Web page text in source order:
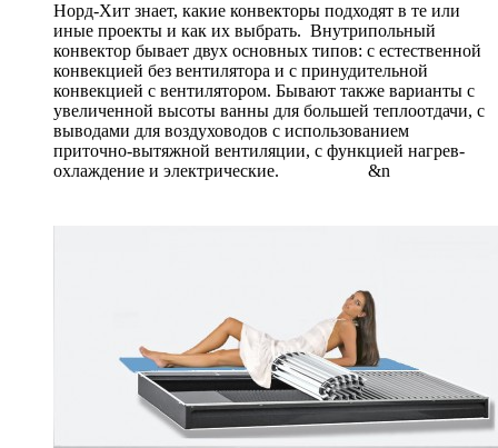
Норд-Хит знает, какие конвекторы подходят в те или
иные проекты и как их выбрать. Внутрипольный
конвектор бывает двух основных типов: с естественной
конвекцией без вентилятора и с принудительной
конвекцией с вентилятором. Бывают также варианты с
увеличенной высоты ванны для большей теплоотдачи, с
выводами для воздуховодов с использованием
приточно-вытяжной вентиляции, с функцией нагрев-
охлаждение и электрические. &n